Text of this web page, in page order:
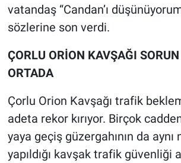
vatandaş “Candan’ı
sözlerine son verdi.
ÇORLU ORİON KAVŞAĞI
ORTADA
Çorlu Orion Kavşağı trafik
adeta rekor kırıyor. Birçok
yaya geçiş güzergahının da aynı
yapıldığı kavşak trafik güvenliği